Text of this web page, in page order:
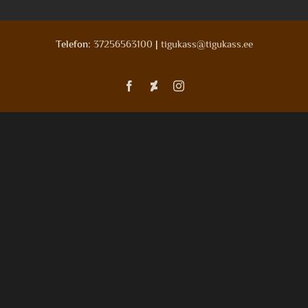
Telefon: 37256563100 | tigukass@tigukass.ee
FacebookDeviantartInstagram